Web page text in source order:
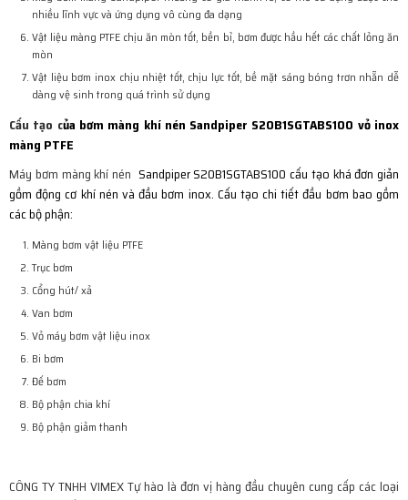
nhiều lĩnh vực và ứng dụng vô cùng đa dạng
Vật liệu màng PTFE chịu ăn mòn tốt, bền bỉ, bơm được hầu hết các chất lỏng ăn
mòn
Vật liệu bơm inox chịu nhiệt tốt, chịu lực tốt, bề mặt sáng bóng trơn nhẵn dễ
dàng vệ sinh trong quá trình sử dụng
Cấu tạo của bơm màng khí nén Sandpiper S20B1SGTABS100 vỏ inox
màng PTFE
Máy bơm màng khí nén Sandpiper S20B1SGTABS100 cấu tạo khá đơn giản
gồm động cơ khí nén và đầu bơm inox. Cấu tạo chi tiết đầu bơm bao gồm
các bộ phận:
Màng bơm vật liệu PTFE
Trục bơm
Cổng hút/ xả
Van bơm
Vỏ máy bơm vật liệu inox
Bi bơm
Đế bơm
Bộ phận chia khí
Bộ phận giảm thanh
CÔNG TY TNHH VIMEX Tự hào là đơn vị hàng đầu chuyên cung cấp các loại